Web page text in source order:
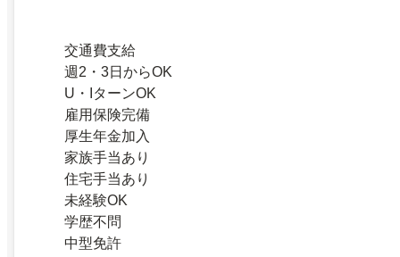
交通費支給
週2・3日からOK
U・IターンOK
雇用保険完備
厚生年金加入
家族手当あり
住宅手当あり
未経験OK
学歴不問
中型免許